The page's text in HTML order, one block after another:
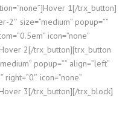
1[/trx_button]
2″ size=”medium” popup=””
icon=”none”
2[/trx_button][trx_button
popup=”” align=”left”
icon=”none”
3[/trx_button][/trx_block]